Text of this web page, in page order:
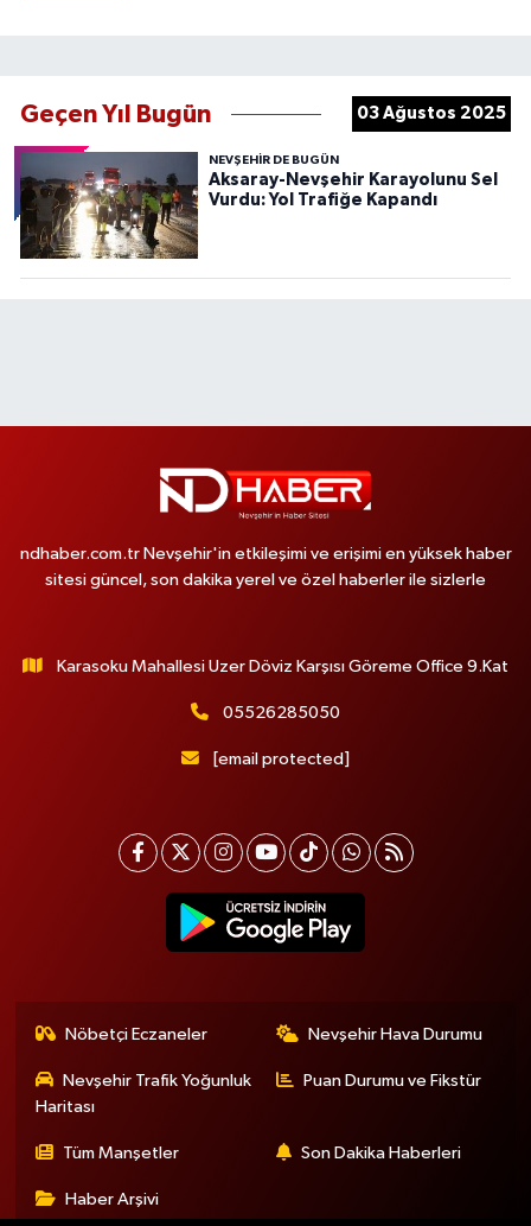
Geçen Yıl Bugün 03 Ağustos 2025
NEVŞEHIR DE BUGÜN
Aksaray-Nevşehir Karayolunu Sel
Vurdu: Yol Trafiğe Kapandı
ndhaber.com.tr Nevşehir'in etkileşimi ve erişimi en yüksek haber
sitesi güncel, son dakika yerel ve özel haberler ile sizlerle
Karasoku Mahallesi Uzer Döviz Karşısı Göreme Office 9.Kat
05526285050
[email protected]
Nöbetçi Eczaneler Nevşehir Hava Durumu
Nevşehir Trafik Yoğunluk
Haritası
Puan Durumu ve Fikstür
Tüm Manşetler Son Dakika Haberleri
Haber Arşivi